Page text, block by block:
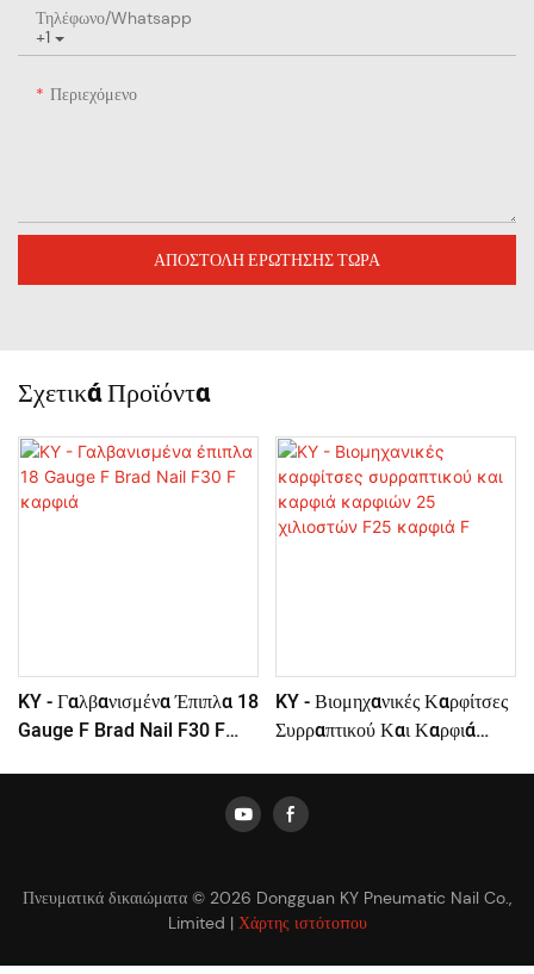
+1
Τηλέφωνο/whatsapp
Περιεχόμενο
ΑΠΟΣΤΟΛΉ ΕΡΏΤΗΣΗΣ ΤΏΡΑ
Σχετικά Προϊόντα
KY - Γαλβανισμένα Έπιπλα 18
Gauge F Brad Nail F30 F
KY - Βιομηχανικές Καρφίτσες
Συρραπτικού Και Καρφιά
Πνευματικά δικαιώματα © 2026 Dongguan KY Pneumatic Nail Co.,
Limited |Χάρτης ιστότοπου